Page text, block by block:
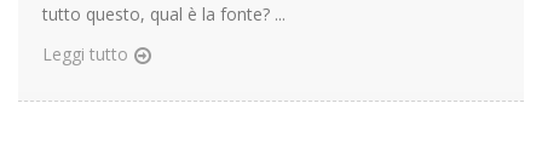
tutto questo, qual è la fonte? ...
Leggi tutto